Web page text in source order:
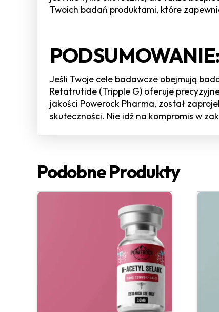
Twoich badań produktami, które
PODSUMOWANIE:
Jeśli Twoje cele badawcze obejmują
Retatrutide (Tripple G) oferuje
jakości Powerock Pharma, został
skuteczności. Nie idź na kompromis w
Podobne Produkty